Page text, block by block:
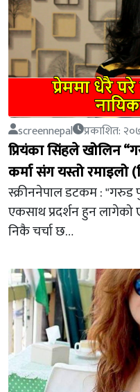
screennepal प्रकाशित:
प्रियंका सिंहले खोलिन
कर्मा संग यस्तो रमाइलो
स्क्रीननेपाल डटकम : "गरुड
एकसाथ प्रदर्शन हुन लागेको
निकै चर्चा छ…